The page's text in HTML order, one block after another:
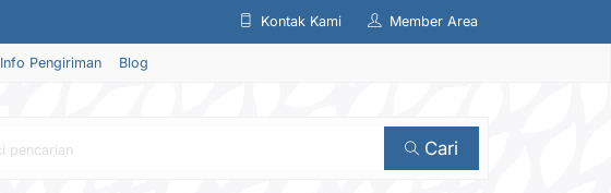
Kontak Kami Member Area
Info Pengiriman Blog
Cari